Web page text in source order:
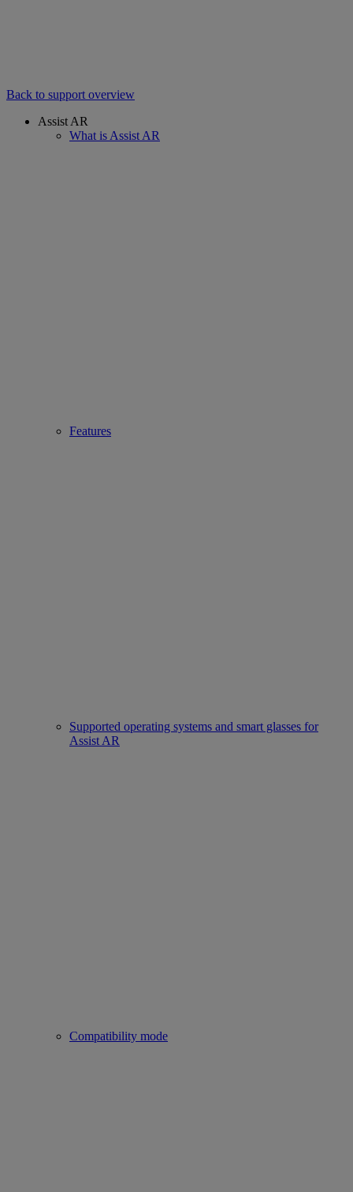
Back to support overview
Assist AR
What is Assist AR
Features
Supported operating systems and smart glasses for
Assist AR
Compatibility mode